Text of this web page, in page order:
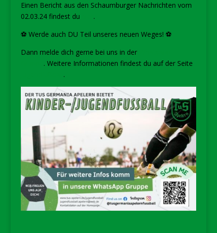
Einen Bericht aus den Schaumburger Nachrichten vom
02.03.24 findest du
.
⚽Werde auch DU Teil unseres neuen Weges! ⚽
Dann melde dich gerne bei uns in der
. Weitere Informationen findest du auf der Seite
.